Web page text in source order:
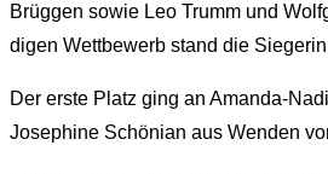
Brüggen sowie Leo Trumm und
digen Wettbewerb stand die
Der erste Platz ging an Amanda-
Josephine Schönian aus Wenden